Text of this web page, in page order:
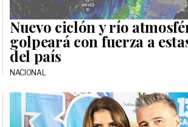
Nuevo ciclón y río
golpeará con fuerza a
del país
NACIONAL